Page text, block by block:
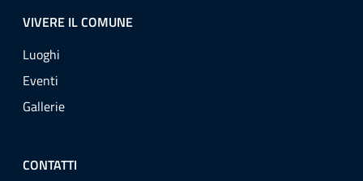
VIVERE IL COMUNE
Luoghi
Eventi
Gallerie
CONTATTI